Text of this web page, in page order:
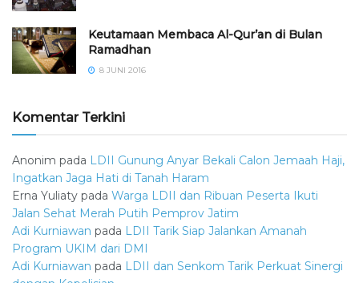
Keutamaan Membaca Al-Qur’an di Bulan
Ramadhan
8 JUNI 2016
Komentar Terkini
Anonim pada LDII Gunung Anyar Bekali Calon Jemaah Haji,
Ingatkan Jaga Hati di Tanah Haram
Erna Yuliaty pada Warga LDII dan Ribuan Peserta Ikuti
Jalan Sehat Merah Putih Pemprov Jatim
Adi Kurniawan pada LDII Tarik Siap Jalankan Amanah
Program UKIM dari DMI
Adi Kurniawan pada LDII dan Senkom Tarik Perkuat Sinergi